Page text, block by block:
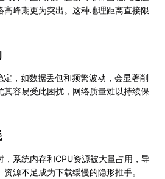
峰期更为突出。这种地理距离直接限
，如数据丢包和频繁波动，会显著削
其容易受此困扰，网络质量难以持续保
，系统内存和CPU资源被大量占用，导
源不足成为下载缓慢的隐形推手。